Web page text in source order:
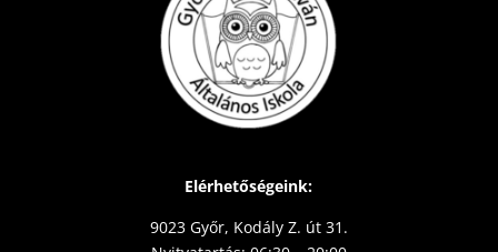
Elérhetőségeink:
9023 Győr, Kodály Z. út 31.